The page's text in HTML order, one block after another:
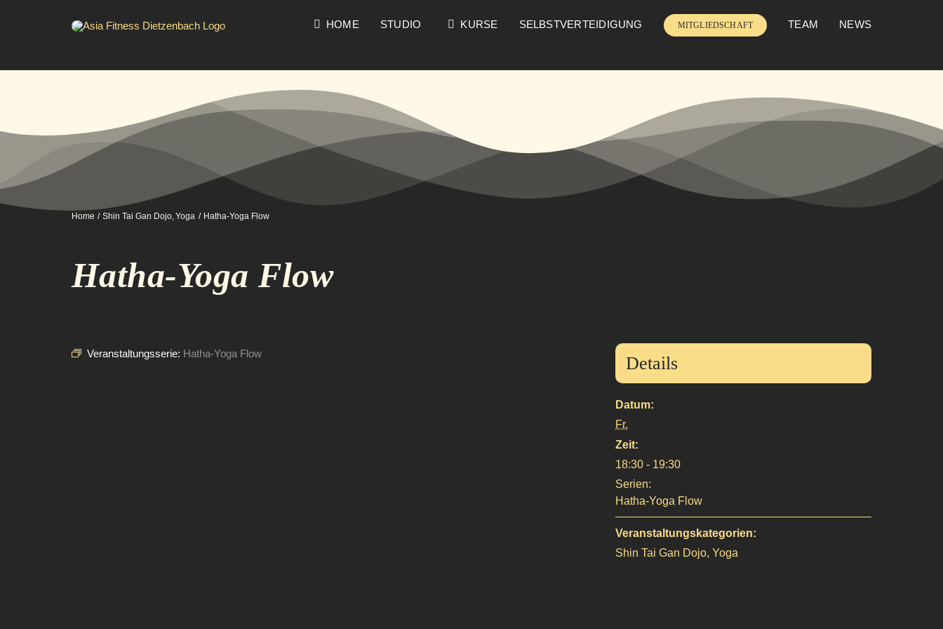
HOME STUDIO KURSE SELBSTVERTEIDIGUNG MITGLIEDSCHAFT TEAM NEWS
Home Shin Tai Gan Dojo Yoga Hatha-Yoga Flow
Hatha-Yoga Flow
Veranstaltungsserie: Hatha-Yoga Flow Details
Datum:
Fr.
Zeit:
18:30 - 19:30
Serien:
Hatha-Yoga Flow
Veranstaltungskategorien:
Shin Tai Gan Dojo,Yoga